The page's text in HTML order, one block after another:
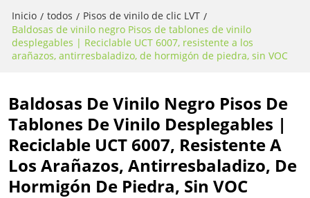
Inicio / todos / Pisos de vinilo de clic LVT /
Baldosas de vinilo negro Pisos de tablones de vinilo
desplegables | Reciclable UCT 6007, resistente a los
arañazos, antirresbaladizo, de hormigón de piedra, sin VOC
Baldosas De Vinilo Negro Pisos De
Tablones De Vinilo Desplegables |
Reciclable UCT 6007, Resistente A
Los Arañazos, Antirresbaladizo, De
Hormigón De Piedra, Sin VOC